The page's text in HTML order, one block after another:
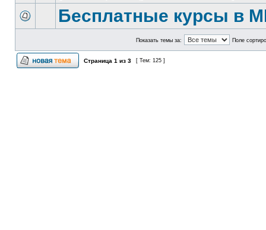
Бесплатные курсы в
Показать темы за: Поле
Страница 1 из 3 [ Тем: 125 ]